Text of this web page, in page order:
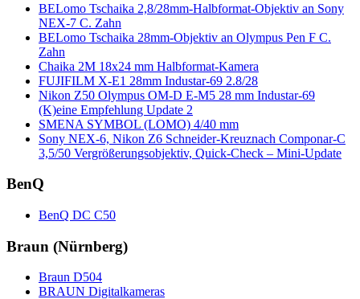
BELomo Tschaika 2,8/28mm-Halbformat-Objektiv an Sony
NEX-7 C. Zahn
BELomo Tschaika 28mm-Objektiv an Olympus Pen F C.
Zahn
Chaika 2M 18x24 mm Halbformat-Kamera
FUJIFILM X-E1 28mm Industar-69 2.8/28
Nikon Z50 Olympus OM-D E-M5 28 mm Industar-69
(K)eine Empfehlung Update 2
SMENA SYMBOL (LOMO) 4/40 mm
Sony NEX-6, Nikon Z6 Schneider-Kreuznach Componar-C
3,5/50 Vergrößerungsobjektiv, Quick-Check – Mini-Update
BenQ
BenQ DC C50
Braun (Nürnberg)
Braun D504
BRAUN Digitalkameras